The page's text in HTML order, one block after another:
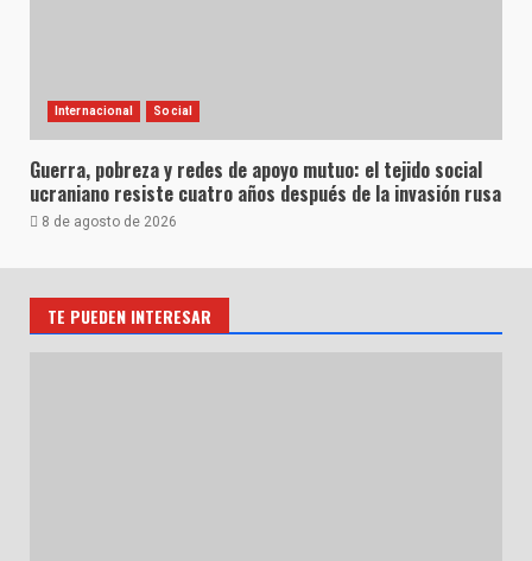
Internacional Social
Guerra, pobreza y redes de apoyo mutuo: el tejido social
ucraniano resiste cuatro años después de la invasión rusa
8 de agosto de 2026
TE PUEDEN INTERESAR